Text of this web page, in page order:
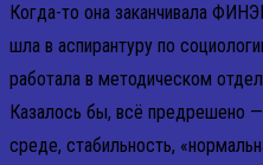
Когда-то она заканчивала
шла в аспирантуру по
работала в методическом
Казалось бы, всё предрешено
среде, стабильность,